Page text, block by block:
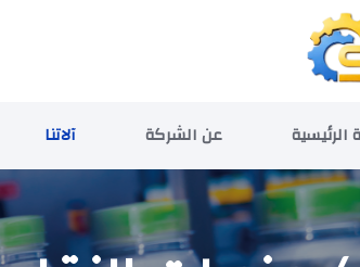
الرئيسية عن الشركة آلاتنا